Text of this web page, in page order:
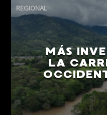
REGIONAL
MÁS
LA